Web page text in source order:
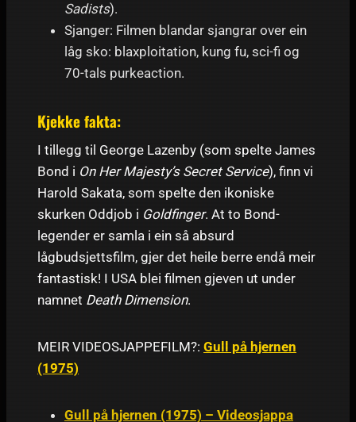
Sadists).
Sjanger: Filmen blandar sjangrar over ein
låg sko: blaxploitation, kung fu, sci-fi og
70-tals purkeaction.
Kjekke fakta:
I tillegg til George Lazenby (som spelte James
Bond i On Her Majesty’s Secret Service), finn vi
Harold Sakata, som spelte den ikoniske
skurken Oddjob i Goldfinger. At to Bond-
legender er samla i ein så absurd
lågbudsjettsfilm, gjer det heile berre endå meir
fantastisk! I USA blei filmen gjeven ut under
namnet Death Dimension.
MEIR VIDEOSJAPPEFILM?: Gull på hjernen
(1975)
Gull på hjernen (1975) – Videosjappa